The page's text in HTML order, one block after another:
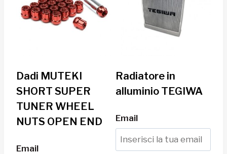
Dadi MUTEKI
SHORT SUPER
TUNER WHEEL
NUTS OPEN END
Email
Radiatore in
alluminio TEGIWA
Email